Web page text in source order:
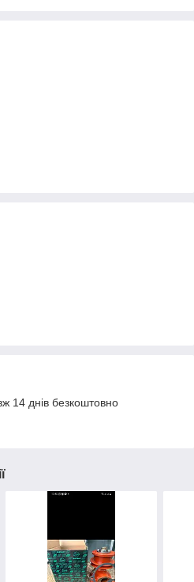
14 днів безкоштовно